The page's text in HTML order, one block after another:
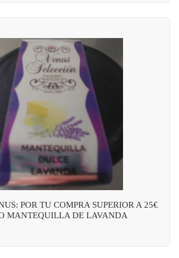
POR TU COMPRA SUPERIOR A 25€
MANTEQUILLA DE LAVANDA